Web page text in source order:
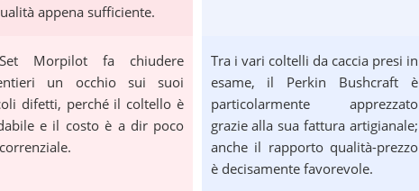
appena sufficiente.
Morpilot fa chiudere
un occhio sui suoi
difetti, perché il coltello è
e il costo è a dir poco
Tra i vari coltelli da caccia presi in
esame, il Perkin Bushcraft è
particolarmente apprezzato
grazie alla sua fattura artigianale;
anche il rapporto qualità-prezzo
è decisamente favorevole.